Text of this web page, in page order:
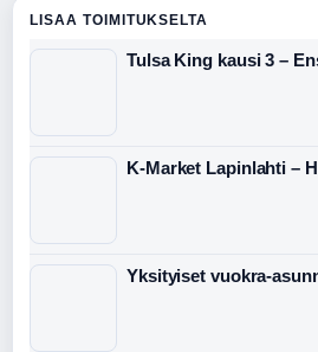
LISAA TOIMITUKSELTA
Tulsa King kausi 3 –
K-Market Lapinlahti –
Yksityiset vuokra-